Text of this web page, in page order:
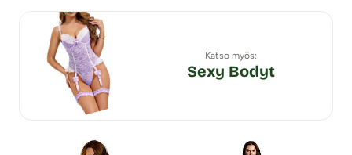
Katso myös:
Sexy Bodyt